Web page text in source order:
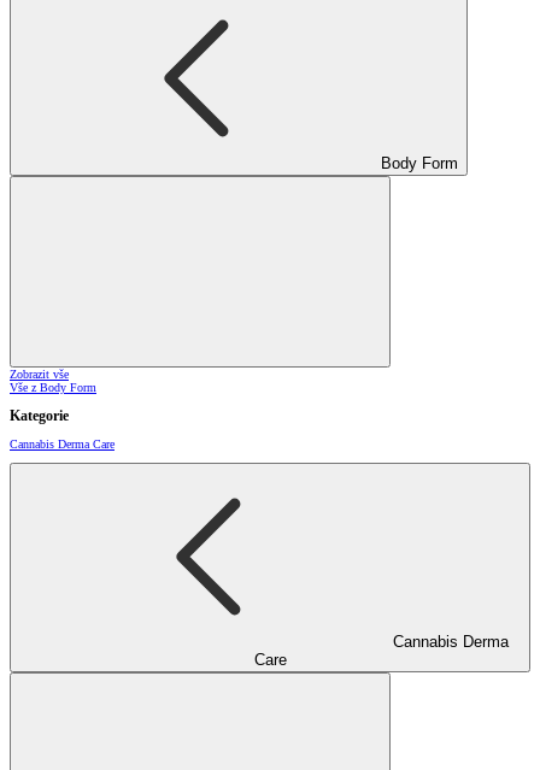
Body Form
Zobrazit vše
Vše z Body Form
Kategorie
Cannabis Derma Care
Cannabis Derma
Care